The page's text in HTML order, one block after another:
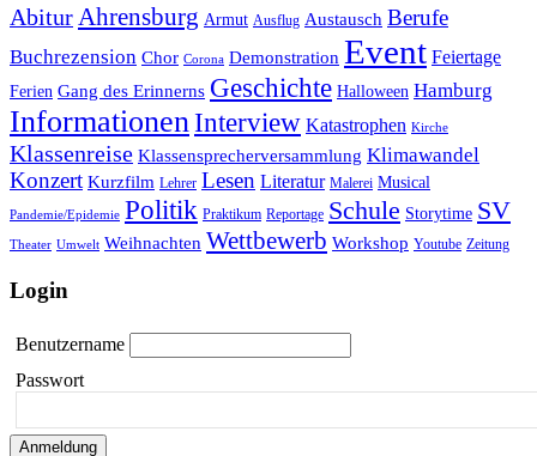
Abitur Ahrensburg Armut Ausflug Austausch Berufe
Buchrezension Chor Corona Demonstration Event Feiertage
Ferien Gang des Erinnerns Geschichte Halloween Hamburg
Informationen Interview Katastrophen Kirche
Klassenreise Klassensprecherversammlung Klimawandel
Konzert Kurzfilm Lehrer Lesen Literatur Malerei Musical
Pandemie/Epidemie Politik Praktikum Reportage Schule Storytime SV
Theater Umwelt Weihnachten Wettbewerb Workshop Youtube Zeitung
Login
Benutzername
Passwort